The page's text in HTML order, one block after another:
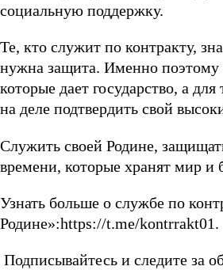
социальную поддержку.
Те, кто служит по контракту,
нужна защита. Именно поэтому
которые дает государство, а
на деле подтвердить свой
Служить своей Родине,
времени, которые хранят мир и
Узнать больше о службе по
Родине»:https://t.me/kontrrakt01.
Подписывайтесь и следите за